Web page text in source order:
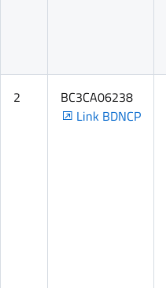
2
BC3CA06238
Link BDNCP